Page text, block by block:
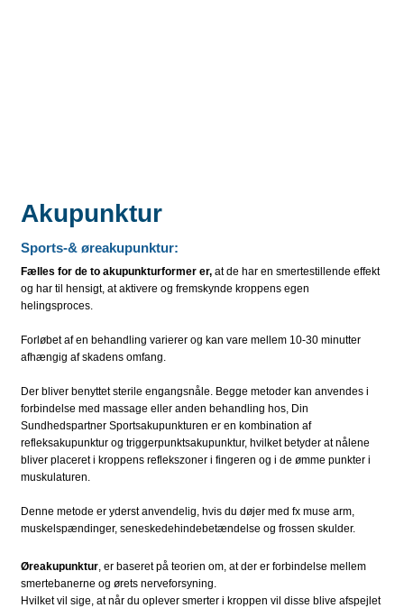
Akupunktur
Sports-& øreakupunktur:​
Fælles for de to akupunkturformer er, at de har en smertestillende effekt
og har til hensigt, at aktivere og fremskynde kroppens egen
helingsproces.
Forløbet af en behandling varierer og kan vare mellem 10-30 minutter
afhængig af skadens omfang.
Der bliver benyttet sterile engangsnåle. Begge metoder kan anvendes i
forbindelse med massage eller anden behandling hos, Din
Sundhedspartner Sportsakupunkturen er en kombination af
refleksakupunktur og triggerpunktsakupunktur, hvilket betyder at nålene
bliver placeret i kroppens reflekszoner i fingeren og i de ømme punkter i
muskulaturen.
Denne metode er yderst anvendelig, hvis du døjer med fx muse arm,
muskelspændinger, seneskedehindebetændelse og frossen skulder.
Øreakupunktur, er baseret på teorien om, at der er forbindelse mellem
smertebanerne og ørets nerveforsyning.
Hvilket vil sige, at når du oplever smerter i kroppen vil disse blive afspejlet